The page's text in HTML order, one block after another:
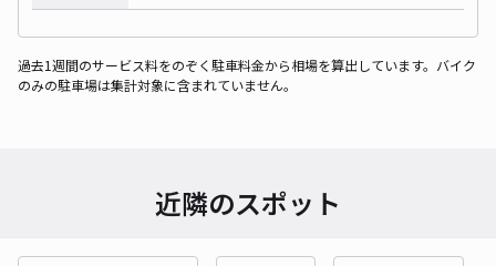
過去1週間のサービス料をのぞく駐車料金から相場を算出しています。バイク
のみの駐車場は集計対象に含まれていません。
近隣のスポット